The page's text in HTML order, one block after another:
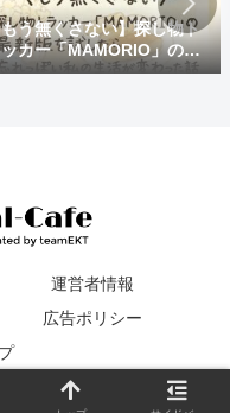
う無くさない】探し物ト
カー「MAMORIO」の最
を試したら、忘れっぽい
運営者情報
広告ポリシー